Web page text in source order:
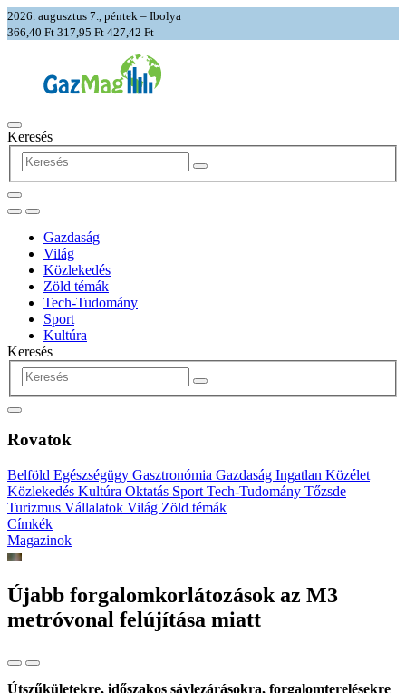
2026. augusztus 7., péntek – Ibolya
366,40 Ft 317,95 Ft 427,42 Ft
Keresés
Gazdaság
Világ
Közlekedés
Zöld témák
Tech-Tudomány
Sport
Kultúra
Keresés
Rovatok
Belföld Egészségügy Gasztronómia Gazdaság Ingatlan Közélet
Közlekedés Kultúra Oktatás Sport Tech-Tudomány Tőzsde
Turizmus Vállalatok Világ Zöld témák
Címkék
Magazinok
Újabb forgalomkorlátozások az M3
metróvonal felújítása miatt
Útszűkületekre, időszakos sávlezárásokra, forgalomterelésekre